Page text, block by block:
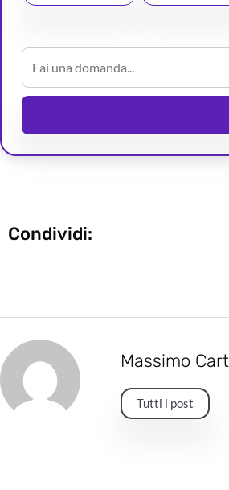
Condividi:
Massimo
Tutti i post